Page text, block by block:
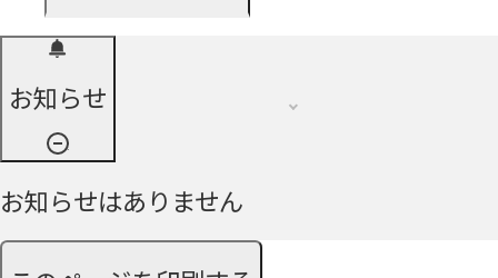
お知らせ
お知らせはありません